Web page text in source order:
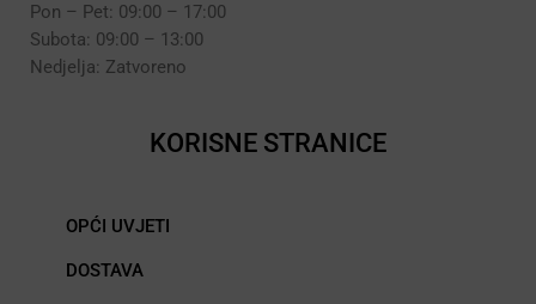
Pon – Pet: 09:00 – 17:00
Subota: 09:00 – 13:00
Nedjelja: Zatvoreno
KORISNE STRANICE
OPĆI UVJETI
DOSTAVA